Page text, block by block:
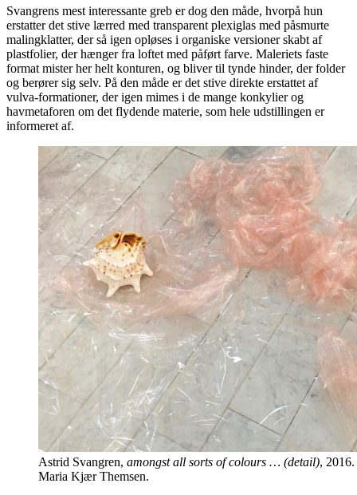
Svangrens mest interessante greb er dog den måde, hvorpå hun
erstatter det stive lærred med transparent plexiglas med påsmurte
malingklatter, der så igen opløses i organiske versioner skabt af
plastfolier, der hænger fra loftet med påført farve. Maleriets faste
format mister her helt konturen, og bliver til tynde hinder, der folder
og berører sig selv. På den måde er det stive direkte erstattet af
vulva-formationer, der igen mimes i de mange konkylier og
havmetaforen om det flydende materie, som hele udstillingen er
informeret af.
Astrid Svangren, amongst all sorts of colours … (detail),
Maria Kjær Themsen.